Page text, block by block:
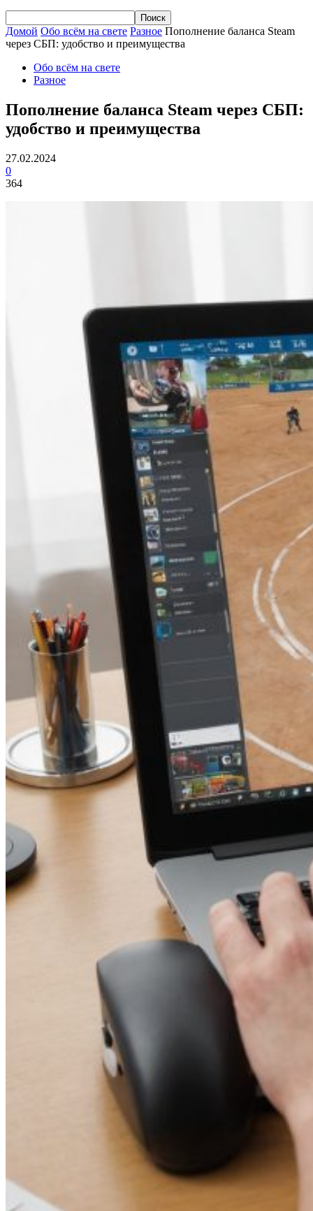
Домой Обо всём на свете Разное Пополнение баланса Steam
через СБП: удобство и преимущества
Обо всём на свете
Разное
Пополнение баланса Steam через СБП:
удобство и преимущества
27.02.2024
0
364